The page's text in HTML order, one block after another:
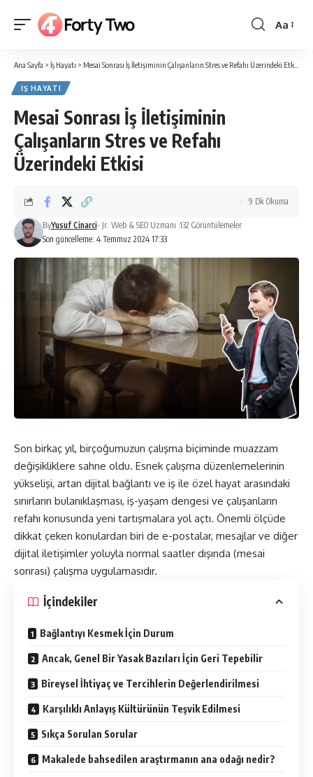
Yazı
Aa
Ana Sayfa > İş Hayatı > Mesai Sonrası İş İletişiminin Çalışanların Stres ve Refahı Üzerindeki Etkisi
İŞ HAYATI
Mesai Sonrası İş İletişiminin
Çalışanların Stres ve Refahı
Üzerindeki Etkisi
Son güncelleme: 4 Temmuz 2024 17:33
ByYusuf Cinarci- Jr. Web & SEO Uzmanı 132 Görüntülemeler
9 Dk Okuma
Son birkaç yıl, birçoğumuzun çalışma biçiminde muazzam
değişikliklere sahne oldu. Esnek çalışma düzenlemelerinin
yükselişi, artan dijital bağlantı ve iş ile özel hayat arasındaki
sınırların bulanıklaşması, iş-yaşam dengesi ve çalışanların
refahı konusunda yeni tartışmalara yol açtı. Önemli ölçüde
dikkat çeken konulardan biri de e-postalar, mesajlar ve diğer
dijital iletişimler yoluyla normal saatler dışında (mesai
sonrası) çalışma uygulamasıdır.
İçindekiler
Bağlantıyı Kesmek İçin Durum
Ancak, Genel Bir Yasak Bazıları İçin Geri Tepebilir
Bireysel İhtiyaç ve Tercihlerin Değerlendirilmesi
Karşılıklı Anlayış Kültürünün Teşvik Edilmesi
Sıkça Sorulan Sorular
Makalede bahsedilen araştırmanın ana odağı nedir?